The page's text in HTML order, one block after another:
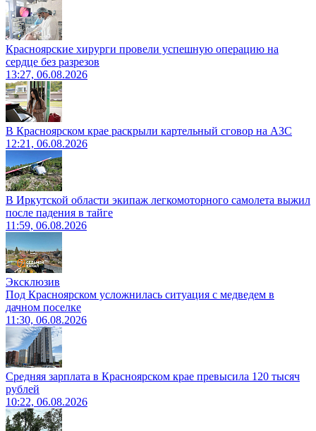
Красноярские хирурги провели успешную операцию на
сердце без разрезов
13:27, 06.08.2026
В Красноярском крае раскрыли картельный сговор на АЗС
12:21, 06.08.2026
В Иркутской области экипаж легкомоторного самолета выжил
после падения в тайге
11:59, 06.08.2026
Эксклюзив
Под Красноярском усложнилась ситуация с медведем в
дачном поселке
11:30, 06.08.2026
Средняя зарплата в Красноярском крае превысила 120 тысяч
рублей
10:22, 06.08.2026